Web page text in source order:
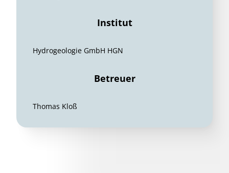
Institut
Hydrogeologie GmbH HGN
Betreuer
Thomas Kloß